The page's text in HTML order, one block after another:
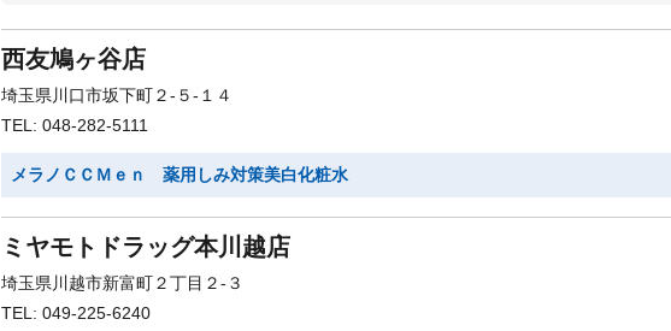
西友鳩ヶ谷店
埼玉県川口市坂下町２-５-１４
TEL: 048-282-5111
メラノＣＣＭｅｎ 薬用しみ対策美白化粧水
ミヤモトドラッグ本川越店
埼玉県川越市新富町２丁目２-３
TEL: 049-225-6240